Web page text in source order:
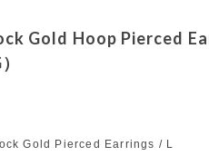
Gold Hoop Pierced
Gold Pierced Earrings / L